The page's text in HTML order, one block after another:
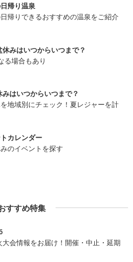
帰り温泉
帰りできるおすすめの温泉をご紹介
みはいつからいつまで？
る場合もあり
はいつからいつまで？
地域別にチェック！夏レジャーを計
カレンダー
のイベントを探す
すすめ特集
会情報をお届け！開催・中止・延期